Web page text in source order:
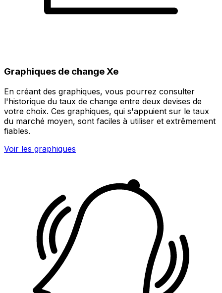
Graphiques de change Xe
En créant des graphiques, vous pourrez consulter
l'historique du taux de change entre deux devises de
votre choix. Ces graphiques, qui s'appuient sur le taux
du marché moyen, sont faciles à utiliser et extrêmement
fiables.
Voir les graphiques